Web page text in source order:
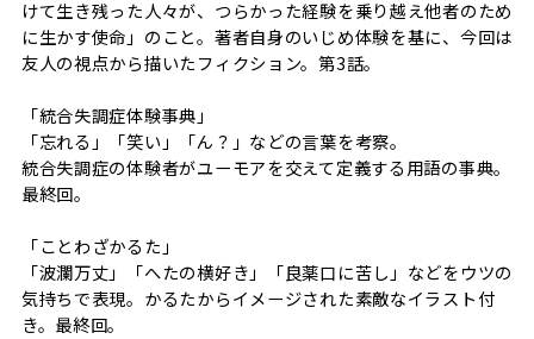
けて生き残った人々が、つらかった経験を乗り越え他者のため
に生かす使命」のこと。著者自身のいじめ体験を基に、今回は
友人の視点から描いたフィクション。第3話。
「統合失調症体験事典」
「忘れる」「笑い」「ん？」などの言葉を考察。
統合失調症の体験者がユーモアを交えて定義する用語の事典。
最終回。
「ことわざかるた」
「波瀾万丈」「へたの横好き」「良薬口に苦し」などをウツの
気持ちで表現。かるたからイメージされた素敵なイラスト付
き。最終回。